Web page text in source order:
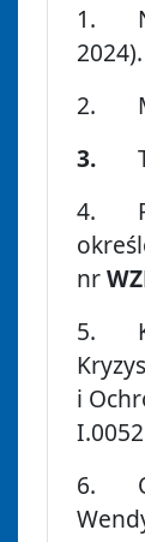
1.
2024).
2.
3.
4.
nr
5.
i
6.